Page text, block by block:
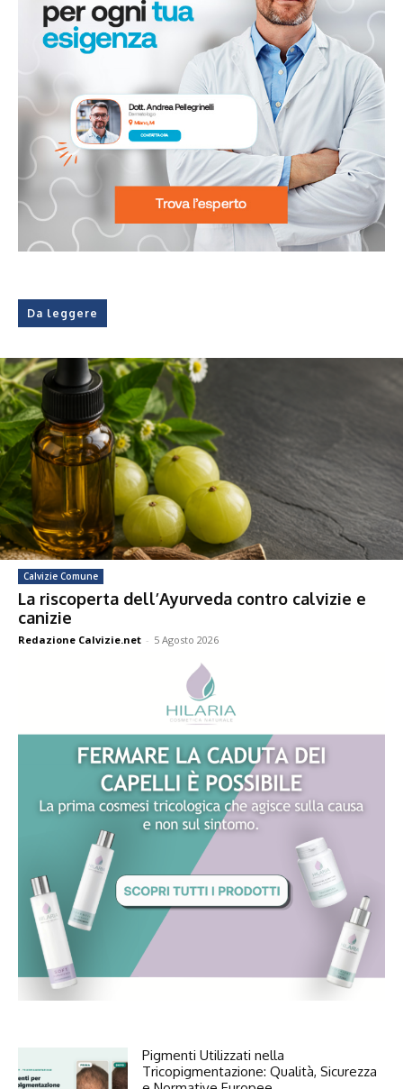
Da leggere
Calvizie Comune
La riscoperta dell’Ayurveda contro calvizie e
canizie
Redazione Calvizie.net - 5 Agosto 2026
Pigmenti Utilizzati nella
Tricopigmentazione: Qualità, Sicurezza